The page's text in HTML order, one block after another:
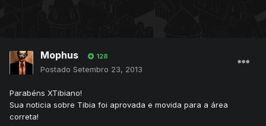
Mophus 128
Postado Setembro 23, 2013
Parabéns XTibiano!
Sua noticia sobre Tibia foi aprovada e movida para a área
correta!